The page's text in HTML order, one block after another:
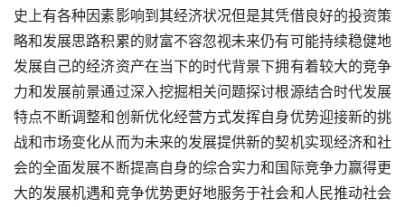
史上有各种因素影响到其经济状况但是其凭借良好的投资策
略和发展思路积累的财富不容忽视未来仍有可能持续稳健地
发展自己的经济资产在当下的时代背景下拥有着较大的竞争
力和发展前景通过深入挖掘相关问题探讨根源结合时代发展
特点不断调整和创新优化经营方式发挥自身优势迎接新的挑
战和市场变化从而为未来的发展提供新的契机实现经济和社
会的全面发展不断提高自身的综合实力和国际竞争力赢得更
大的发展机遇和竞争优势更好地服务于社会和人民推动社会